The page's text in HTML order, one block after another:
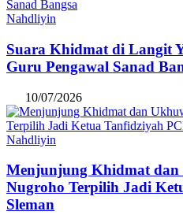
Nahdliyin
Suara Khidmat di Langit
Guru Pengawal Sanad
10/07/2026
Nahdliyin
Menjunjung Khidmat
Nugroho Terpilih Jadi
Sleman